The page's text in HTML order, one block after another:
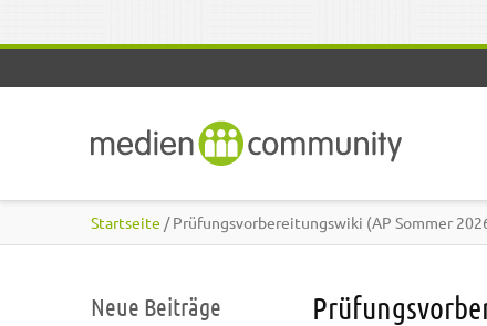
Startseite / Prüfungsvorbereitungswiki (AP Sommer
Neue Beiträge